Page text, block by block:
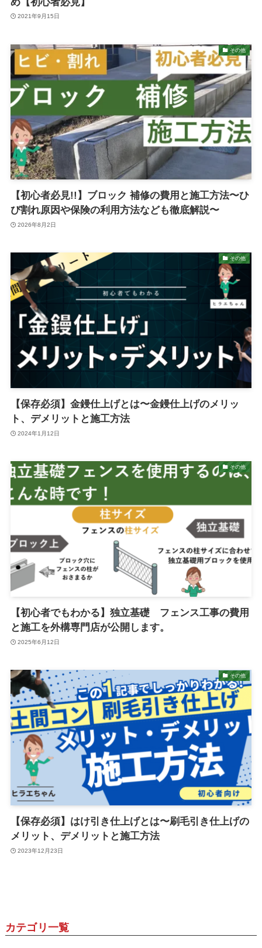
2021年9月15日
その他
【初心者必見!!】ブロック 補修の費用と施工方法〜ひ
び割れ原因や保険の利用方法なども徹底解説〜
2026年8月2日
その他
【保存必須】金鏝仕上げとは〜金鏝仕上げのメリッ
ト、デメリットと施工方法
2024年1月12日
その他
【初心者でもわかる】独立基礎 フェンス工事の費用
と施工を外構専門店が公開します。
2025年6月12日
その他
【保存必須】はけ引き仕上げとは〜刷毛引き仕上げの
メリット、デメリットと施工方法
2023年12月23日
カテゴリ一覧